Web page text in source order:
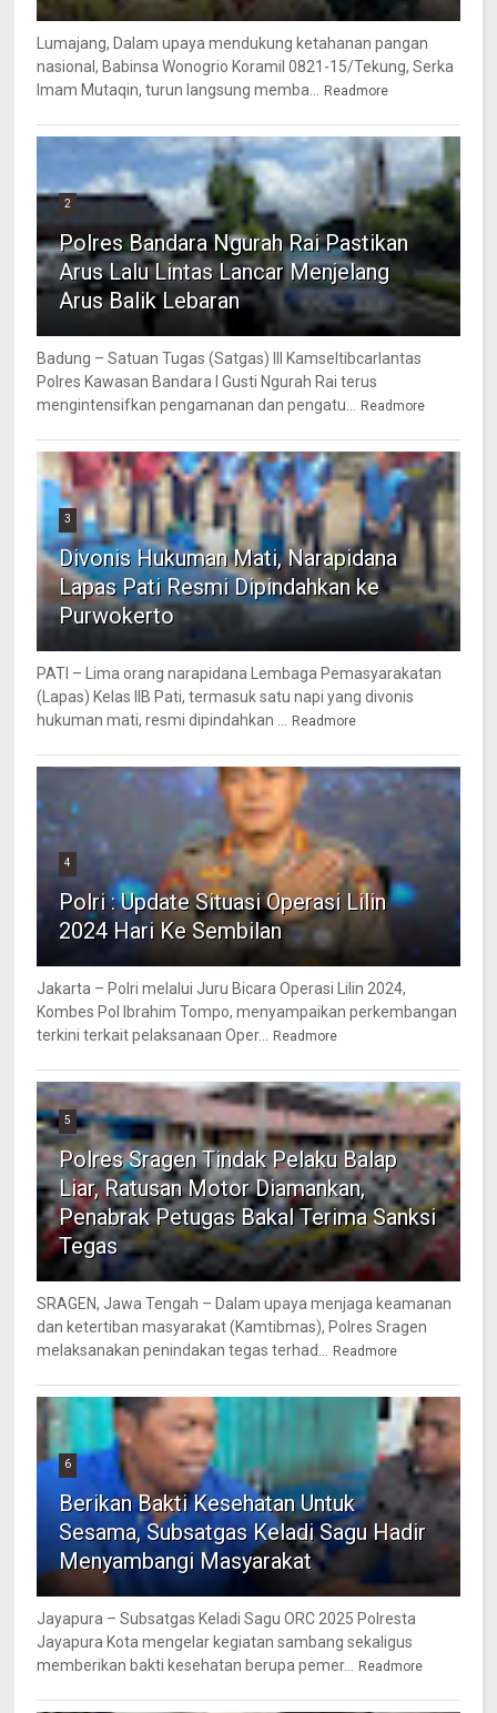
Lumajang, Dalam upaya mendukung ketahanan pangan
nasional, Babinsa Wonogrio Koramil 0821-15/Tekung, Serka
Imam Mutaqin, turun langsung memba...
Readmore
2
Polres Bandara Ngurah Rai Pastikan
Arus Lalu Lintas Lancar Menjelang
Arus Balik Lebaran
Badung – Satuan Tugas (Satgas) III Kamseltibcarlantas
Polres Kawasan Bandara I Gusti Ngurah Rai terus
mengintensifkan pengamanan dan pengatu...
Readmore
3
Divonis Hukuman Mati, Narapidana
Lapas Pati Resmi Dipindahkan ke
Purwokerto
PATI – Lima orang narapidana Lembaga Pemasyarakatan
(Lapas) Kelas IIB Pati, termasuk satu napi yang divonis
hukuman mati, resmi dipindahkan ...
Readmore
4
Polri : Update Situasi Operasi Lilin
2024 Hari Ke Sembilan
Jakarta – Polri melalui Juru Bicara Operasi Lilin 2024,
Kombes Pol Ibrahim Tompo, menyampaikan perkembangan
terkini terkait pelaksanaan Oper...
Readmore
5
Polres Sragen Tindak Pelaku Balap
Liar, Ratusan Motor Diamankan,
Penabrak Petugas Bakal Terima Sanksi
Tegas
SRAGEN, Jawa Tengah – Dalam upaya menjaga keamanan
dan ketertiban masyarakat (Kamtibmas), Polres Sragen
melaksanakan penindakan tegas terhad...
Readmore
6
Berikan Bakti Kesehatan Untuk
Sesama, Subsatgas Keladi Sagu Hadir
Menyambangi Masyarakat
Jayapura – Subsatgas Keladi Sagu ORC 2025 Polresta
Jayapura Kota mengelar kegiatan sambang sekaligus
memberikan bakti kesehatan berupa pemer...
Readmore